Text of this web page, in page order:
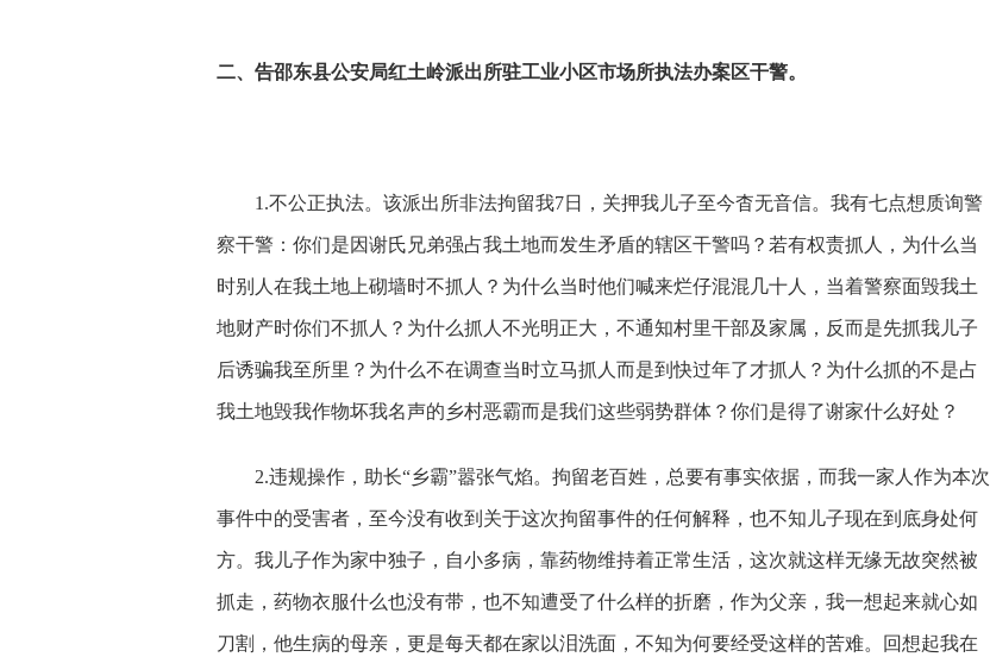
二、告邵东县公安局红土岭派出所驻工业小区市场所执法办案区干警。
1.不公正执法。该派出所非法拘留我7日，关押我儿子至今杳无音信。我有七点想质询警
察干警：你们是因谢氏兄弟强占我土地而发生矛盾的辖区干警吗？若有权责抓人，为什么当
时别人在我土地上砌墙时不抓人？为什么当时他们喊来烂仔混混几十人，当着警察面毁我土
地财产时你们不抓人？为什么抓人不光明正大，不通知村里干部及家属，反而是先抓我儿子
后诱骗我至所里？为什么不在调查当时立马抓人而是到快过年了才抓人？为什么抓的不是占
我土地毁我作物坏我名声的乡村恶霸而是我们这些弱势群体？你们是得了谢家什么好处？
2.违规操作，助长“乡霸”嚣张气焰。拘留老百姓，总要有事实依据，而我一家人作为本次
事件中的受害者，至今没有收到关于这次拘留事件的任何解释，也不知儿子现在到底身处何
方。我儿子作为家中独子，自小多病，靠药物维持着正常生活，这次就这样无缘无故突然被
抓走，药物衣服什么也没有带，也不知遭受了什么样的折磨，作为父亲，我一想起来就心如
刀割，他生病的母亲，更是每天都在家以泪洗面，不知为何要经受这样的苦难。回想起我在